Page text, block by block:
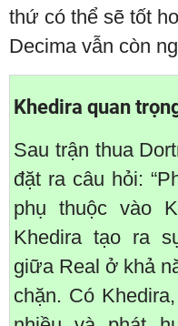
thứ có thể sẽ tốt
Decima vẫn còn
Khedira quan
Sau trận thua
đặt ra câu hỏi:
phụ thuộc vào
Khedira tạo ra
giữa Real ở khả
chặn. Có